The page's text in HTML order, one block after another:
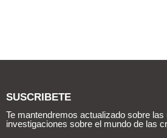
SUSCRIBETE
Te mantendremos actualizado sobre
investigaciones sobre el mundo de las